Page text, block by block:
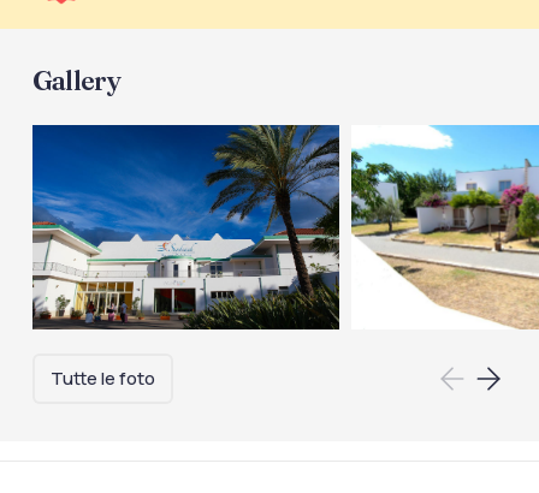
Gallery
Tutte le foto